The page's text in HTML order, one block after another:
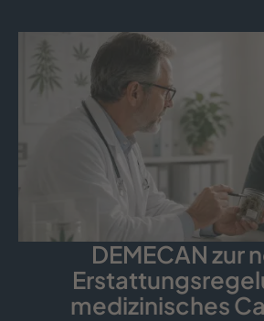
DEMECAN zur
medizinisches